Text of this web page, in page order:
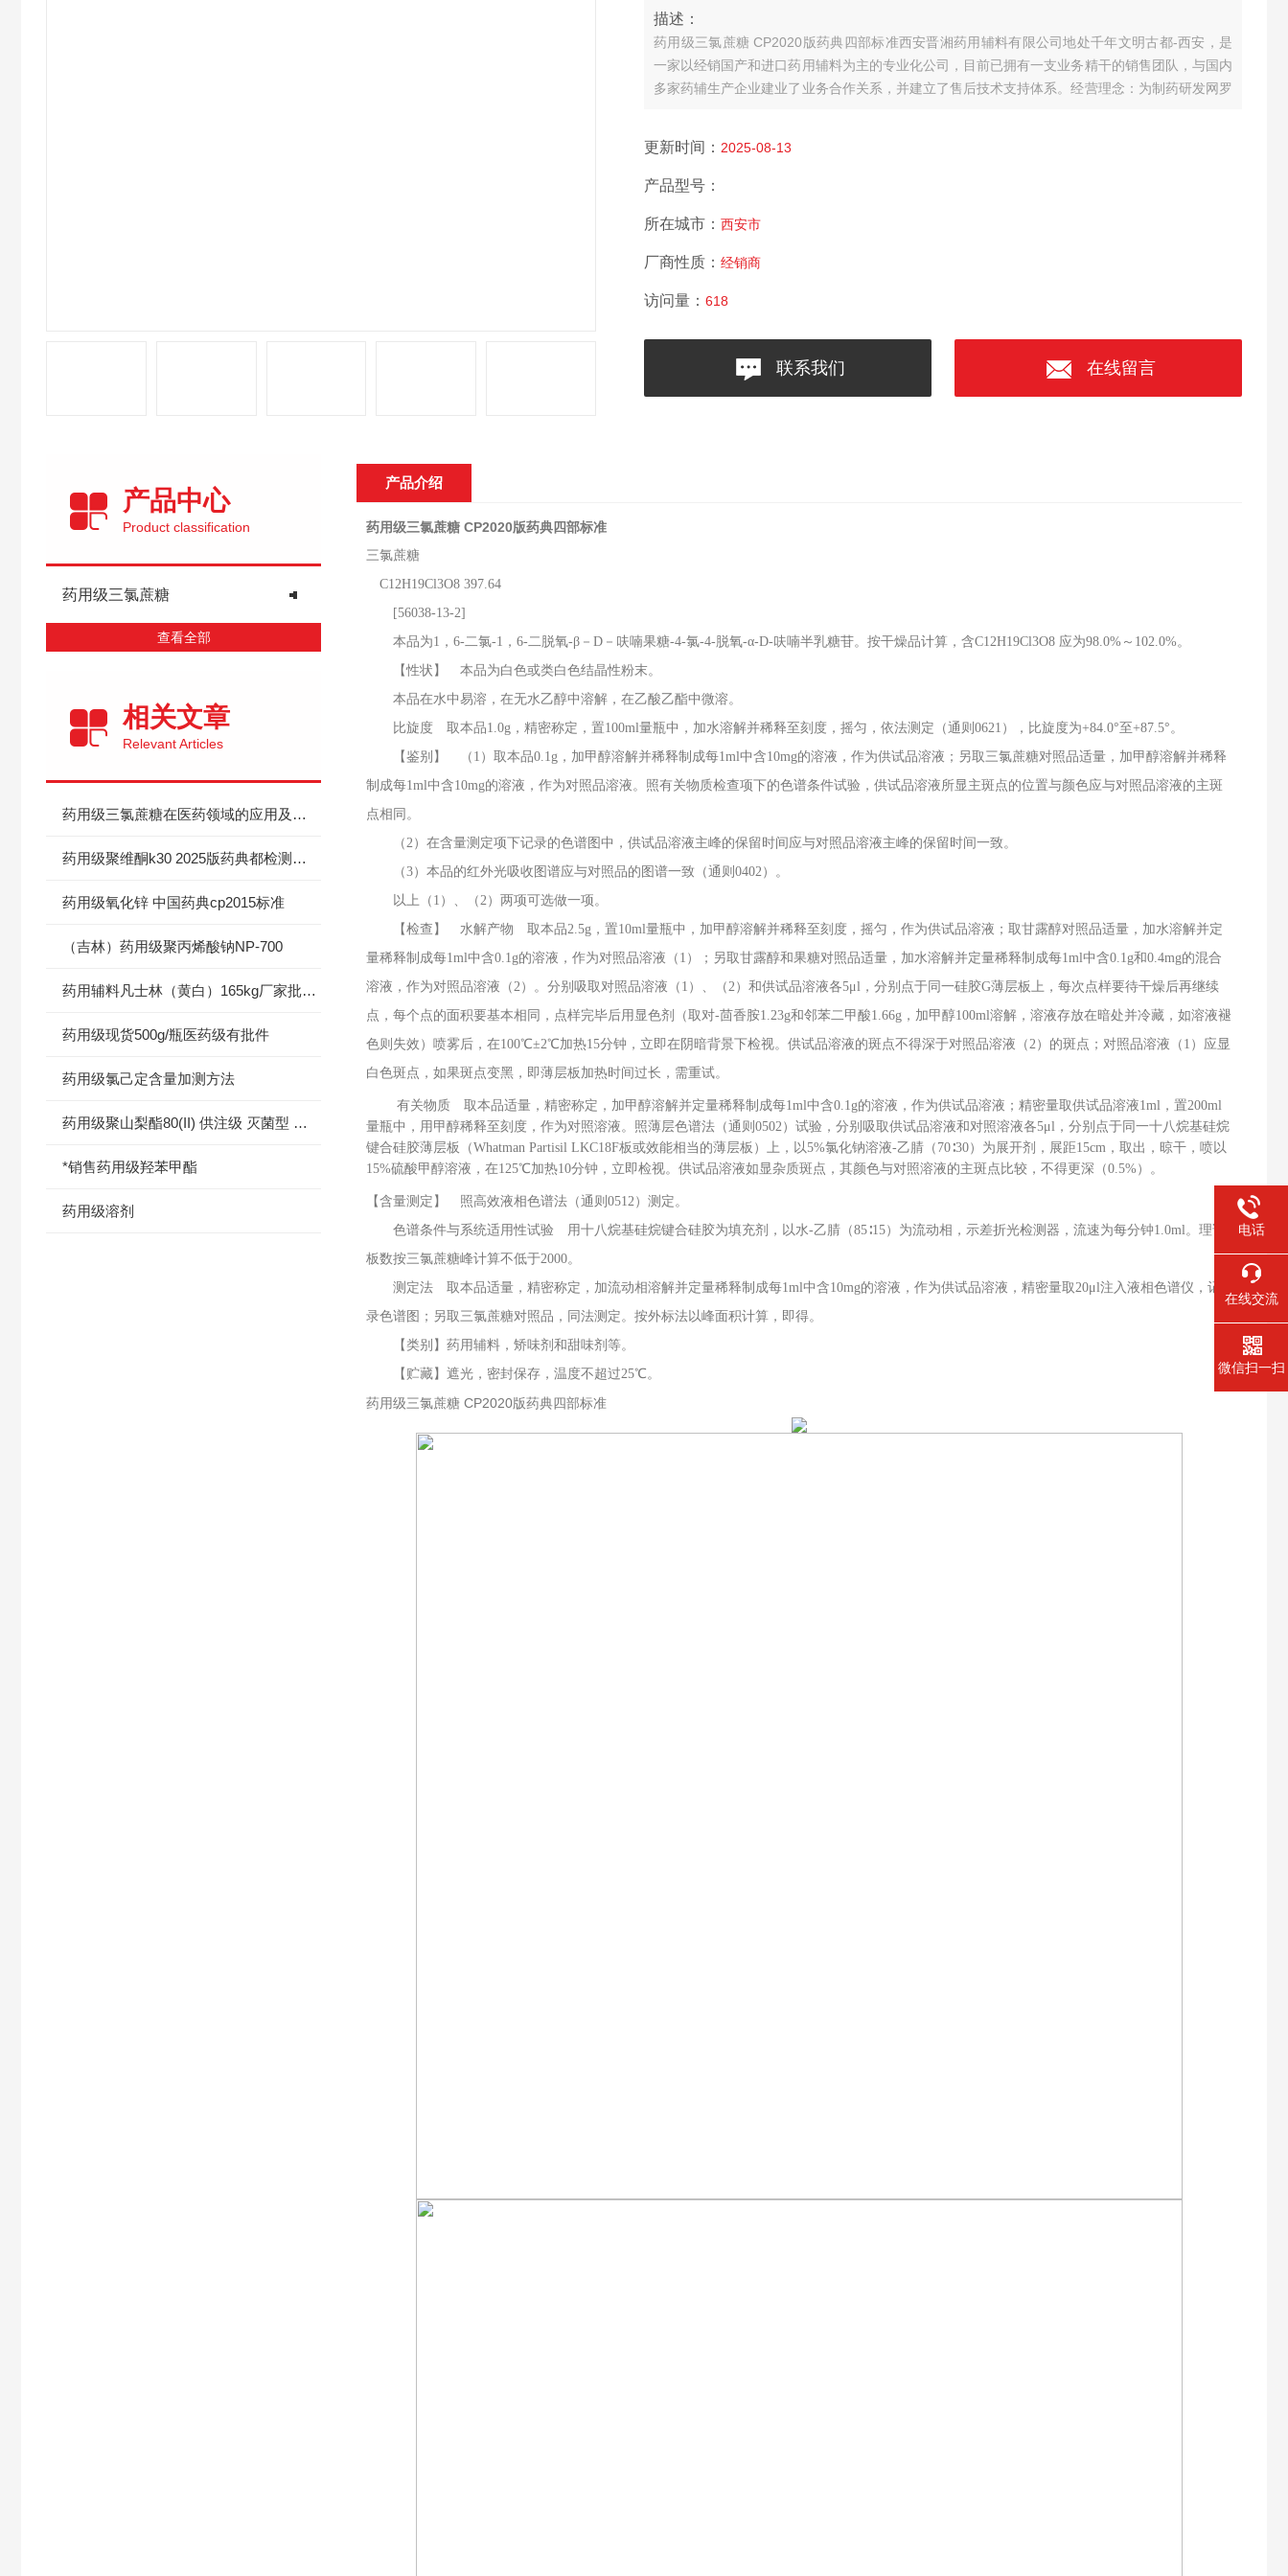
描述：
药用级三氯蔗糖 CP2020版药典四部标准西安晋湘药用辅料有限公司地处千年文明古都-西安，是
一家以经销国产和进口药用辅料为主的专业化公司， 目前已拥有一支业务精干的销售团队，与国内
多家药辅生产企业建业了业务合作关系，并建立了售后技术支持体系。经营理念：为制药研发网罗
更新时间： 2025-08-13
产品型号：
所在城市： 西安市
厂商性质： 经销商
访问量： 618
联系我们 在线留言
产品中心
Product classification
药用级三氯蔗糖
查看全部
相关文章
Relevant Articles
药用级三氯蔗糖在医药领域的应用及其优势
药用级聚维酮k30 2025版药典都检测哪些项目
药用级氧化锌 中国药典cp2015标准
（吉林）药用级聚丙烯酸钠NP-700
药用辅料凡士林（黄白）165kg厂家批发价格
药用级现货500g/瓶医药级有批件
药用级氯己定含量加测方法
药用级聚山梨酯80(II) 供注级 灭菌型 有登记号
*销售药用级羟苯甲酯
药用级溶剂
产品介绍
药用级三氯蔗糖 CP2020版药典四部标准
三氯蔗糖
C12H19Cl3O8 397.64
[56038-13-2]
本品为1，6-二氯-1，6-二脱氧-β－D－呋喃果糖-4-氯-4-脱氧-α-D-呋喃半乳糖苷。按干燥品计算，含C12H19Cl3O8 应为98.0%～102.0%。
【性状】 本品为白色或类白色结晶性粉末。
本品在水中易溶，在无水乙醇中溶解，在乙酸乙酯中微溶。
比旋度 取本品1.0g，精密称定，置100ml量瓶中，加水溶解并稀释至刻度，摇匀，依法测定（通则0621），比旋度为+84.0°至+87.5°。
【鉴别】 （ 1）取本品0.1g，加甲醇溶解并稀释制成每1ml中含10mg的溶液，作为供试品溶液；另取三氯蔗糖对照品适量，加甲醇溶解并稀释
制成每1ml中含10mg的溶液，作为对照品溶液。照有关物质检查项下的色谱条件试验，供试品溶液所显主斑点的位置与颜色应与对照品溶液的主斑
点相同。
（2）在含量测定项下记录的色谱图中，供试品溶液主峰的保留时间应与对照品溶液主峰的保留时间一致。
（3）本品的红外光吸收图谱应与对照品的图谱一致（通则0402）。
以上（ 1）、（2）两项可选做一项。
【检查】 水解产物 取本品2.5g，置10ml量瓶中，加甲醇溶解并稀释至刻度，摇匀，作为供试品溶液；取甘露醇对照品适量，加水溶解并定
量稀释制成每1ml中含0.1g的溶液，作为对照品溶液（1）；另取甘露醇和果糖对照品适量，加水溶解并定量稀释制成每1ml中含0.1g和0.4mg的混合
溶液，作为对照品溶液（2）。分别吸取对照品溶液（1）、（2）和供试品溶液各5μl，分别点于同一硅胶G薄层板上，每次点样要待干燥后再继续
点，每个点的面积要基本相同，点样完毕后用显色剂（取对-茴香胺1.23g和邻苯二甲酸1.66g，加甲醇100ml溶解，溶液存放在暗处并冷藏，如溶液褪
色则失效）喷雾后，在100℃±2℃加热15分钟，立即在阴暗背景下检视。供试品溶液的斑点不得深于对照品溶液（2）的斑点；对照品溶液（1）应显
白色斑点，如果斑点变黑，即薄层板加热时间过长，需重试。
有关物质 取本品适量，精密称定，加甲醇溶解并定量稀释制成每1ml中含0.1g的溶液，作为供试品溶液；精密量取供试品溶液1ml，置200ml
量瓶中，用甲醇稀释至刻度，作为对照溶液。照薄层色谱法（通则0502）试验，分别吸取供试品溶液和对照溶液各5μl，分别点于同一十八烷基硅烷
键合硅胶薄层板（Whatman Partisil LKC18F板或效能相当的薄层板）上，以5%氯化钠溶液-乙腈（70∶30）为展开剂，展距15cm，取出，晾干，喷以
15%硫酸甲醇溶液，在125℃加热10分钟，立即检视。供试品溶液如显杂质斑点，其颜色与对照溶液的主斑点比较，不得更深（0.5%）。
【含量测定】 照高效液相色谱法（通则0512）测定。
色谱条件与系统适用性试验 用十八烷基硅烷键合硅胶为填充剂，以水-乙腈（85∶15）为流动相，示差折光检测器，流速为每分钟1.0ml。理论
板数按三氯蔗糖峰计算不低于2000。
测定法 取本品适量，精密称定，加流动相溶解并定量稀释制成每1ml中含10mg的溶液，作为供试品溶液，精密量取20μl注入液相色谱仪，记
录色谱图；另取三氯蔗糖对照品，同法测定。按外标法以峰面积计算，即得。
【类别】药用辅料，矫味剂和甜味剂等。
【贮藏】遮光，密封保存，温度不超过25℃。
药用级三氯蔗糖 CP2020版药典四部标准
电话
在线交流
微信扫一扫